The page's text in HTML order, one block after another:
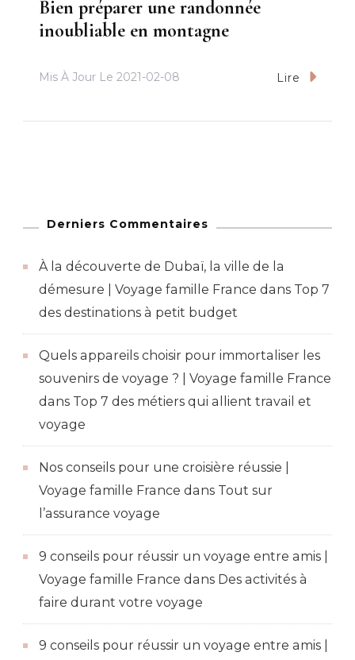
Bien préparer une randonnée
inoubliable en montagne
Mis À Jour Le 2021-02-08 Lire
Derniers Commentaires
À la découverte de Dubaï, la ville de la
démesure | Voyage famille France dans Top 7
des destinations à petit budget
Quels appareils choisir pour immortaliser les
souvenirs de voyage ? | Voyage famille France
dans Top 7 des métiers qui allient travail et
voyage
Nos conseils pour une croisière réussie |
Voyage famille France dans Tout sur
l’assurance voyage
9 conseils pour réussir un voyage entre amis |
Voyage famille France dans Des activités à
faire durant votre voyage
9 conseils pour réussir un voyage entre amis |